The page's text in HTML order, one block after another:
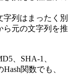
列はまったく別
ら元の文字列を推
、SHA-1、
関数でも、